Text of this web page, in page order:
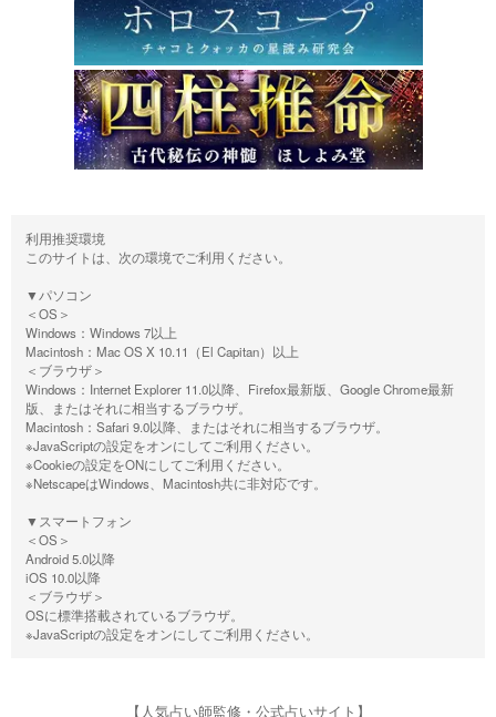
利用推奨環境
このサイトは、次の環境でご利用ください。
▼パソコン
＜OS＞
Windows：Windows 7以上
Macintosh：Mac OS X 10.11（El Capitan）以上
＜ブラウザ＞
Windows：Internet Explorer 11.0以降、Firefox最新版、Google Chrome最新
版、またはそれに相当するブラウザ。
Macintosh：Safari 9.0以降、またはそれに相当するブラウザ。
※JavaScriptの設定をオンにしてご利用ください。
※Cookieの設定をONにしてご利用ください。
※NetscapeはWindows、Macintosh共に非対応です。
▼スマートフォン
＜OS＞
Android 5.0以降
iOS 10.0以降
＜ブラウザ＞
OSに標準搭載されているブラウザ。
※JavaScriptの設定をオンにしてご利用ください。
【人気占い師監修・公式占いサイト】